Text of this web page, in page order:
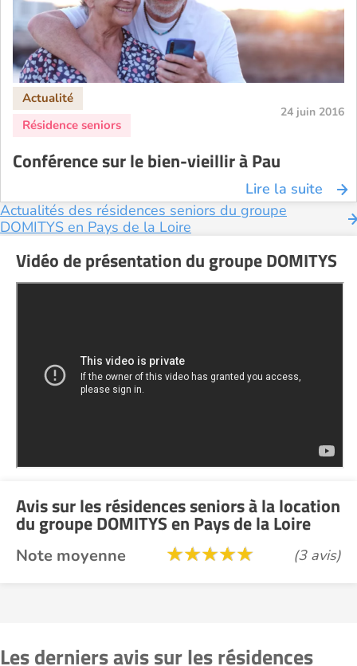
24 juin 2016
Conférence sur le bien-vieillir à Pau
Lire la suite
Actualités des résidences seniors du groupe
DOMITYS en Pays de la Loire
Vidéo de présentation du groupe DOMITYS
Avis sur les résidences seniors à la location
du groupe DOMITYS en Pays de la Loire
Note moyenne (3 avis)
Les derniers avis sur les résidences